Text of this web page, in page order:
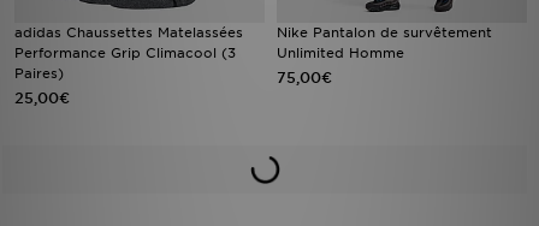
adidas Chaussettes Matelassées
Performance Grip Climacool (3
Paires)
25,00€
Nike Pantalon de survêtement
Unlimited Homme
75,00€